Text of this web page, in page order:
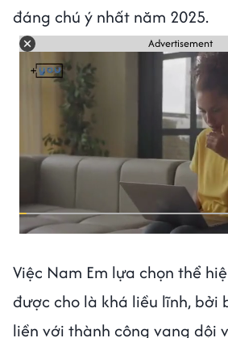
đáng chú ý nhất năm 2025.
Advertisement
Việc Nam Em lựa chọn thể
được cho là khá liều lĩnh, bởi
liền với thành công vang dội